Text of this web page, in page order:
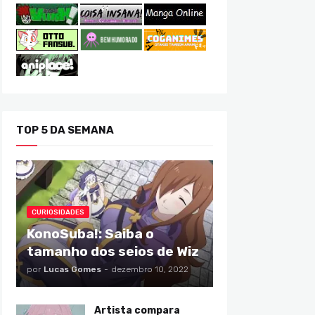
TOP 5 DA SEMANA
CURIOSIDADES
KonoSuba!: Saiba o
tamanho dos seios de Wiz
por Lucas Gomes - dezembro 10, 2022
Artista compara